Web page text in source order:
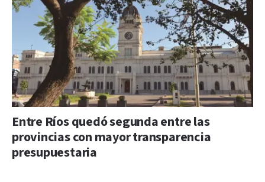
Entre Ríos quedó segunda entre las
provincias con mayor transparencia
presupuestaria